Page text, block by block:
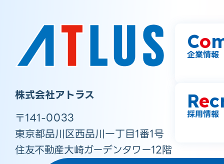
株式会社アトラス
〒141-0033
東京都品川区西品川一丁目1番1号
住友不動産大崎ガーデンタワー12階
Co
企業情報
Re
採用情報